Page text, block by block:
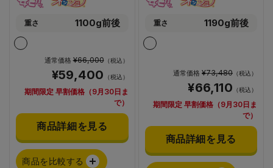
重さ 1100g前後
通常価格¥66,000（税込）
¥59,400 （税込）
期間限定 早割価格（9月30日ま
で）
商品詳細を見る
商品を比較する
重さ 1190g前後
通常価格 ¥73,480 （税込）
¥66,110 （税込）
期間限定 早割価格（9月30日ま
で）
商品詳細を見る